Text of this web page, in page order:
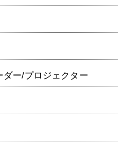
ダー/プロジェクター